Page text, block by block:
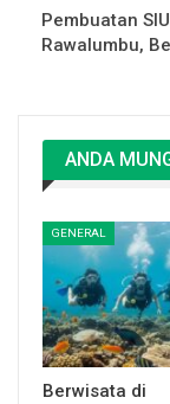
Pembuatan
Rawalumbu,
ANDA
GENERAL
Berwisata di